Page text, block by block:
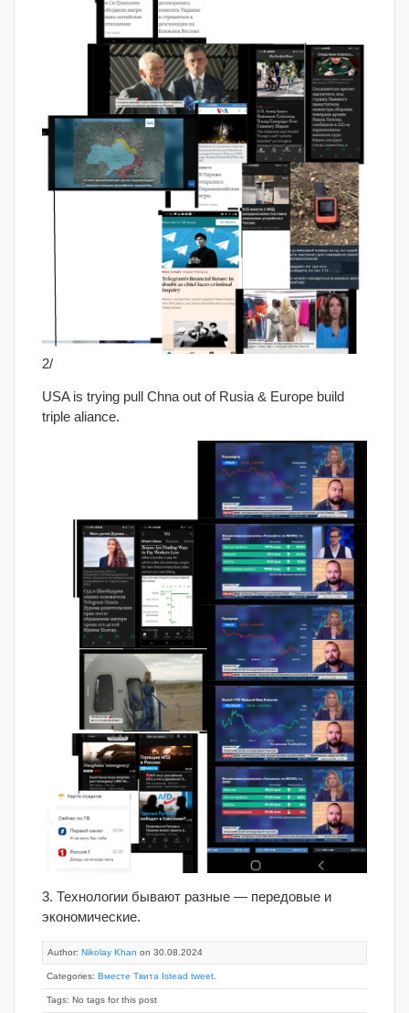
2/
USA is trying pull Chna out of Rusia & Europe build
triple aliance.
3. Технологии бывают разные — передовые и
экономические.
Author: Nikolay Khan on 30.08.2024
Categories: Вместе Твита Istead tweet.
Tags: No tags for this post